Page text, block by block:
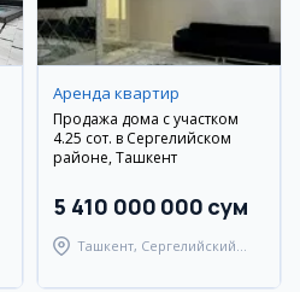
Аренда квартир
Продажа дома с участком
4.25 сот. в Сергелийском
районе, Ташкент
5 410 000 000 сум
Ташкент, Сергелийский